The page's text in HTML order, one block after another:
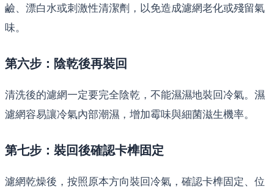
鹼、漂白水或刺激性清潔劑，以免造成濾網老化或殘留氣
味。
第六步：陰乾後再裝回
清洗後的濾網一定要完全陰乾，不能濕濕地裝回冷氣。濕
濾網容易讓冷氣內部潮濕，增加霉味與細菌滋生機率。
第七步：裝回後確認卡榫固定
濾網乾燥後，按照原本方向裝回冷氣，確認卡榫固定、位